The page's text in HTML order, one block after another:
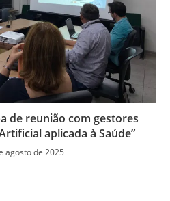
de reunião com gestores
aplicada à Saúde”
agosto de 2025